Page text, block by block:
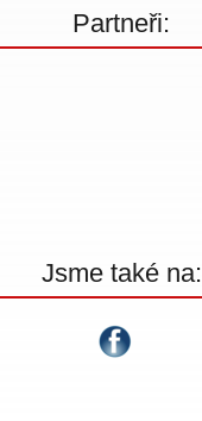
Partneři:
Jsme také na: